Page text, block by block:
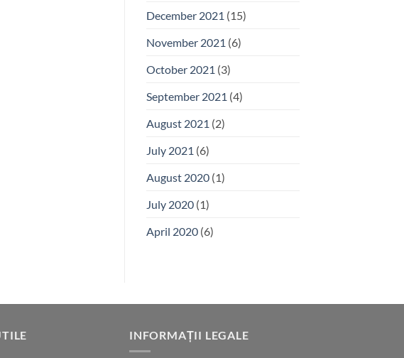
December 2021 (15)
November 2021 (6)
October 2021 (3)
September 2021 (4)
August 2021 (2)
July 2021 (6)
August 2020(1)
July 2020(1)
April 2020(6)
INFORMAȚII LEGALE